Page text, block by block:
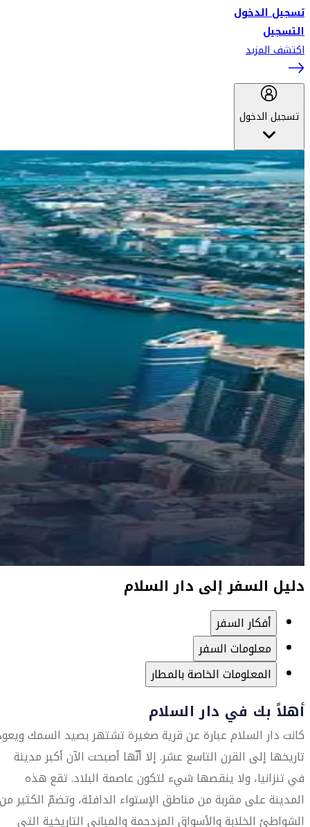
تسجيل الدخول
التسجيل
اكتشف المزيد
تسجيل الدخول
دليل السفر إلى دار السلام
أفكار السفر
معلومات السفر
المعلومات الخاصة بالمطار
أهلاً بك في دار السلام
كانت دار السلام عبارة عن قرية صغيرة تشتهر بصيد السمك
تاريخها إلى القرن التاسع عشر. إلا أنّها أصبحت الآن أكبر مدينة
في تنزانيا، ولا ينقصها شيء لتكون عاصمة البلاد. تقع هذه
المدينة على مقربة من مناطق الإستواء الدافئة، وتضمّ الكثير من
الشواطئ الخلابة والأسواق المزدحمة والمباني التاريخية التي